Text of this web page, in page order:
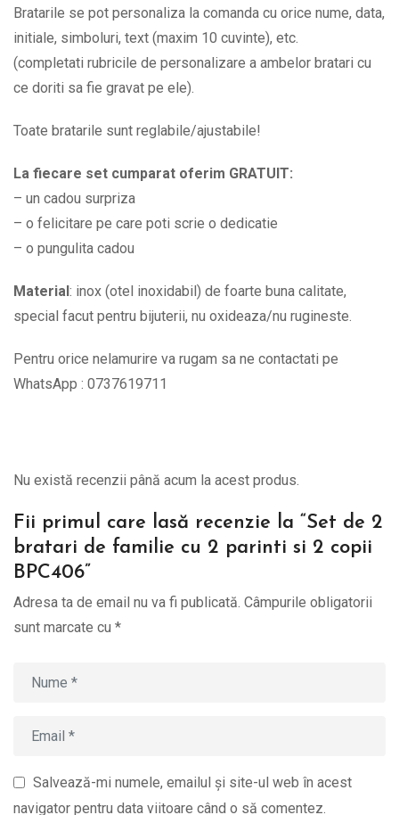
BPC406
Bratarile se pot personaliza la comanda cu orice nume, data,
initiale, simboluri, text (maxim 10 cuvinte), etc.
(completati rubricile de personalizare a ambelor bratari cu
ce doriti sa fie gravat pe ele).
Toate bratarile sunt reglabile/ajustabile!
La fiecare set cumparat oferim GRATUIT:
– un cadou surpriza
– o felicitare pe care poti scrie o dedicatie
– o pungulita cadou
Material : inox (otel inoxidabil) de foarte buna calitate,
special facut pentru bijuterii, nu oxideaza/nu rugineste.
Pentru orice nelamurire va rugam sa ne contactati pe
WhatsApp : 0737619711
Nu există recenzii până acum la acest produs.
Fii primul care lasă recenzie la “Set de 2
bratari de familie cu 2 parinti si 2 copii
BPC406”
Adresa ta de email nu va fi publicată. Câmpurile obligatorii
sunt marcate cu *
Salvează-mi numele, emailul și site-ul web în acest
navigator pentru data viitoare când o să comentez.